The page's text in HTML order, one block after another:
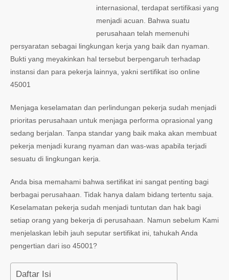
internasional, terdapat sertifikasi yang
menjadi acuan. Bahwa suatu
perusahaan telah memenuhi
persyaratan sebagai lingkungan kerja yang baik dan nyaman.
Bukti yang meyakinkan hal tersebut berpengaruh terhadap
instansi dan para pekerja lainnya, yakni sertifikat iso online
45001
Menjaga keselamatan dan perlindungan pekerja sudah menjadi
prioritas perusahaan untuk menjaga performa oprasional yang
sedang berjalan. Tanpa standar yang baik maka akan membuat
pekerja menjadi kurang nyaman dan was-was apabila terjadi
sesuatu di lingkungan kerja.
Anda bisa memahami bahwa sertifikat ini sangat penting bagi
berbagai perusahaan. Tidak hanya dalam bidang tertentu saja.
Keselamatan pekerja sudah menjadi tuntutan dan hak bagi
setiap orang yang bekerja di perusahaan. Namun sebelum Kami
menjelaskan lebih jauh seputar sertifikat ini, tahukah Anda
pengertian dari iso 45001?
Daftar Isi